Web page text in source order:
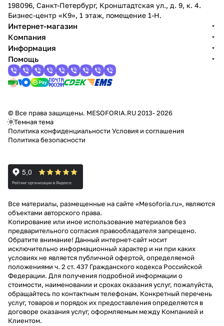
198096, Санкт-Петербург, Кронштадтская ул., д. 9, к. 4.
Бизнес-центр «К9», 1 этаж, помещение 1-Н.
Интернет-магазин
Компания
Информация
Помощь
© Все права защищены. MESOFORIA.RU 2013- 2026
Темная тема
Политика конфиденциальности Условия и соглашения
Политика безопасности
Все материалы, размещенные на сайте «Mesoforia.ru», являются
объектами авторского права.
Копирование или иное использование материалов без
предварительного согласия правообладателя запрещено.
Обратите внимание! Данный интернет-сайт носит
исключительно информационный характер и ни при каких
условиях не является публичной офертой, определяемой
положениями ч. 2 ст. 437 Гражданского кодекса Российской
Федерации. Для получения подробной информации о
стоимости, наименовании и сроках оказания услуг, пожалуйста,
обращайтесь по контактным телефонам. Конкретный перечень
услуг, товаров и порядок их предоставления определяется в
договоре оказания услуг, оформляемым между Компанией и
Клиентом.